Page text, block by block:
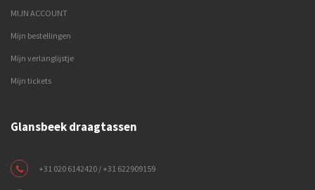
MIJN ACCOUNT
Mijn bestellingen
Mijn verlanglijstje
Mijn tickets
Glansbeek draagtassen
+31 020 6142420 / +31 622909159